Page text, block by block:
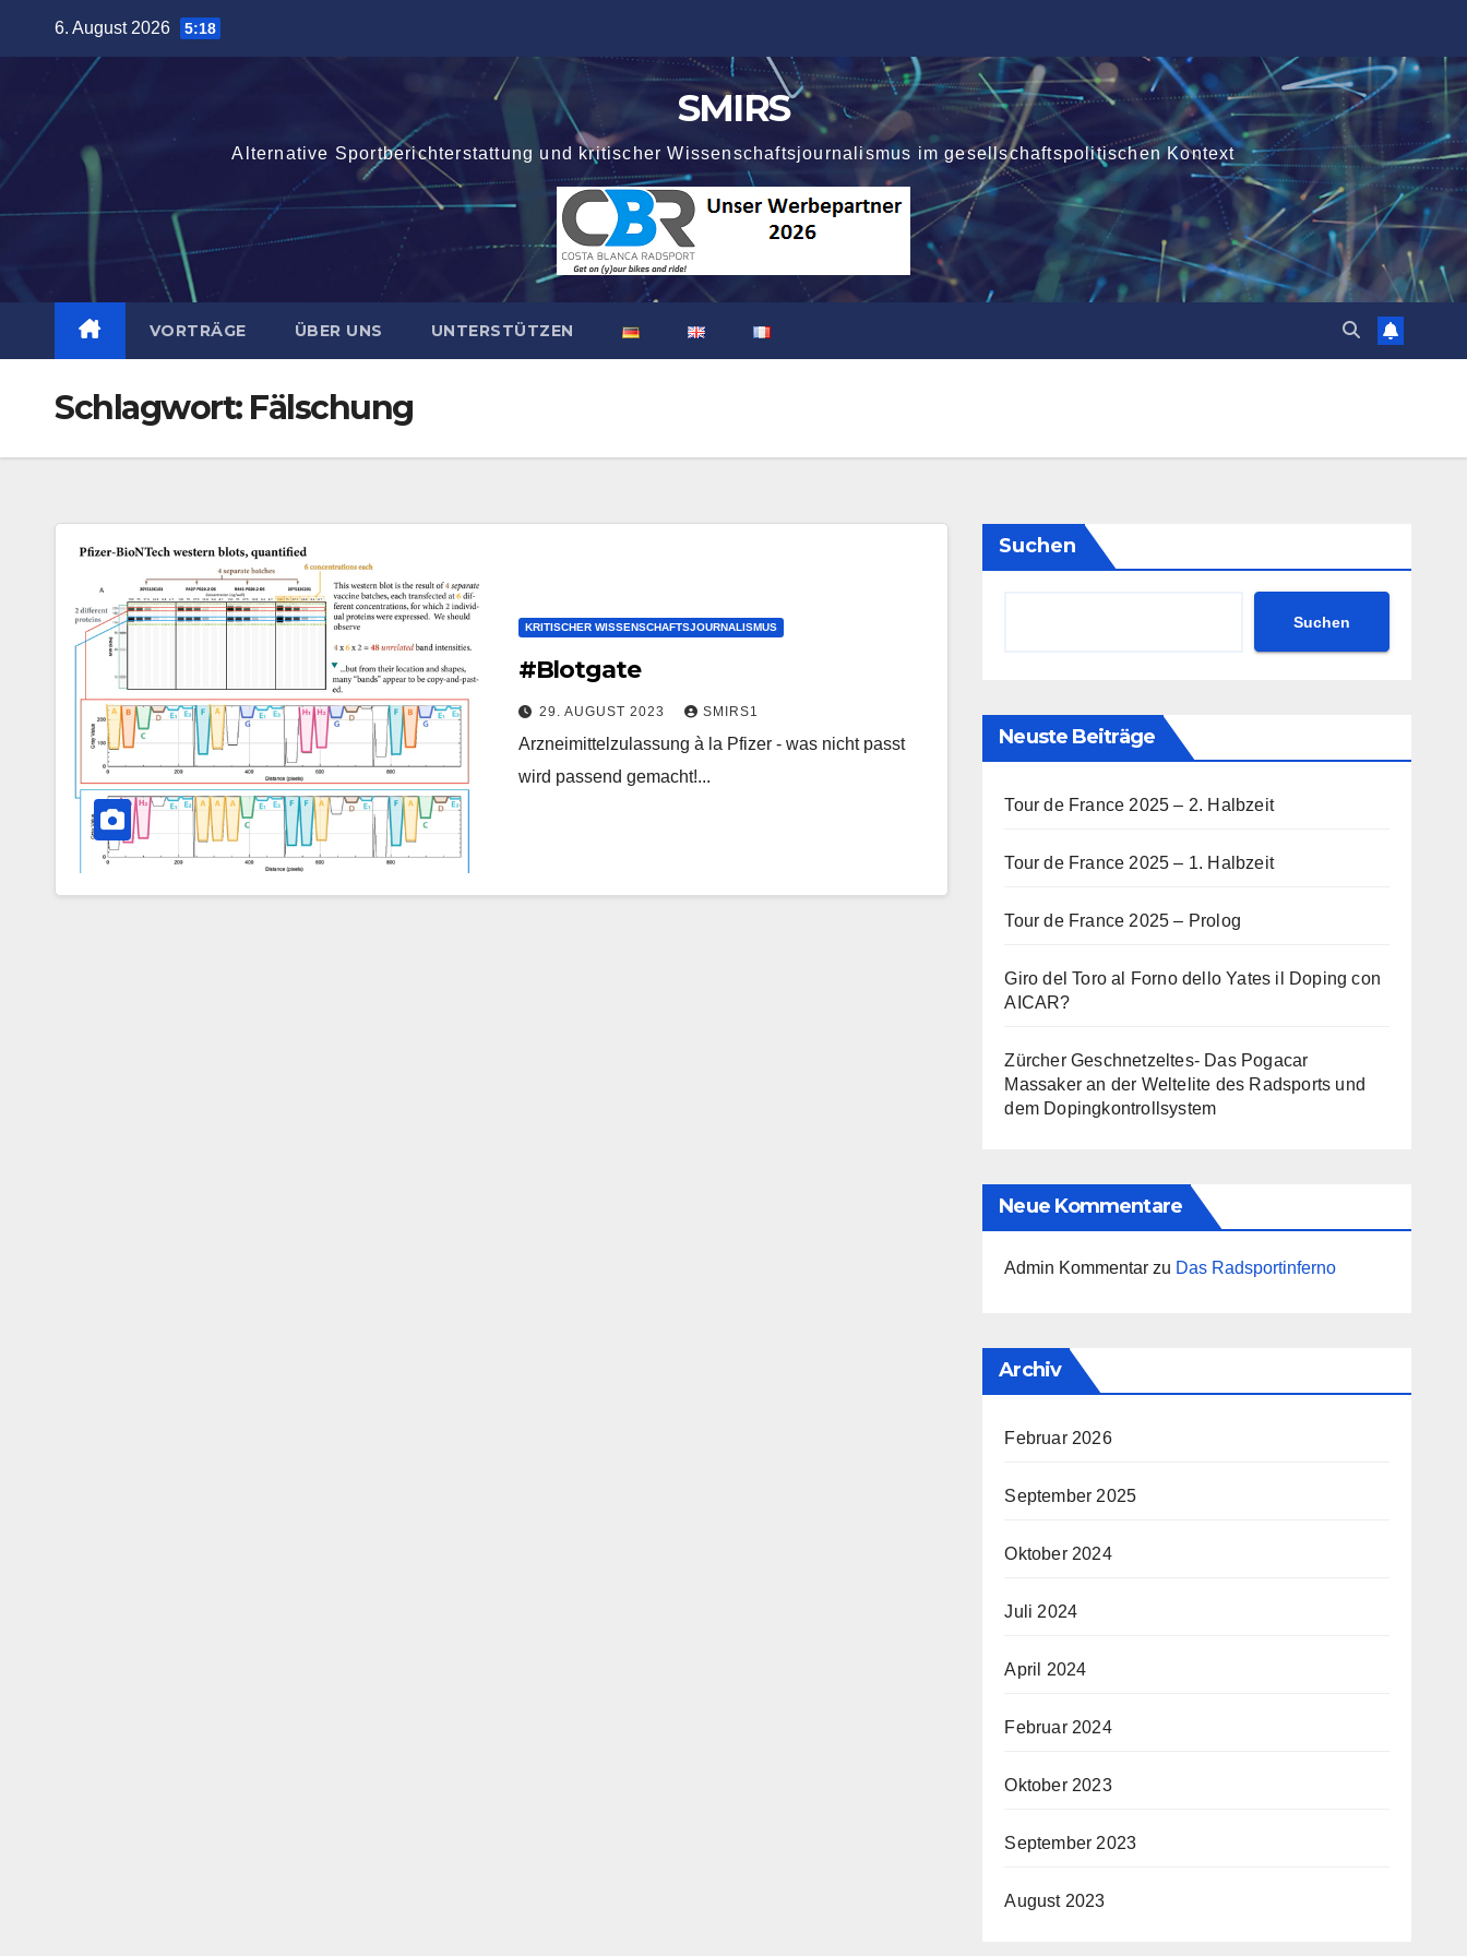
6. August 2026 5:18
SMIRS
Alternative Sportberichterstattung und kritischer Wissenschaftsjournalismus im gesellschaftspolitischen Kontext
VORTRÄGE ÜBER UNS UNTERSTÜTZEN
Schlagwort: Fälschung
KRITISCHER WISSENSCHAFTSJOURNALISMUS
#Blotgate
29. AUGUST 2023 SMIRS1
Arzneimittelzulassung à la Pfizer - was nicht passt
wird passend gemacht!...
Suchen
Suchen
Neuste Beiträge
Tour de France 2025 – 2. Halbzeit
Tour de France 2025 – 1. Halbzeit
Tour de France 2025 – Prolog
Giro del Toro al Forno dello Yates il Doping con
AICAR?
Zürcher Geschnetzeltes- Das Pogacar
Massaker an der Weltelite des Radsports und
dem Dopingkontrollsystem
Neue Kommentare
Admin Kommentar zu Das Radsportinferno
Archiv
Februar 2026
September 2025
Oktober 2024
Juli 2024
April 2024
Februar 2024
Oktober 2023
September 2023
August 2023